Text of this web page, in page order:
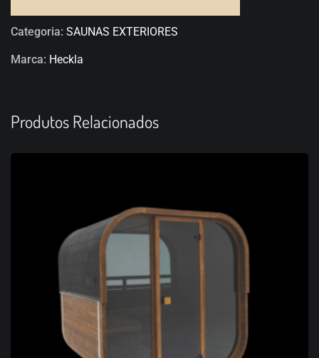
Categoria: SAUNAS EXTERIORES
Marca: Heckla
Produtos Relacionados